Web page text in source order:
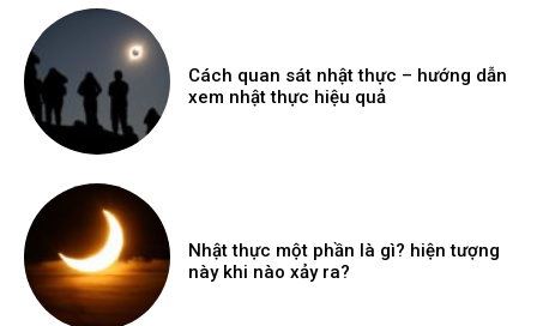
Cách quan sát nhật thực – hướng dẫn
xem nhật thực hiệu quả
Nhật thực một phần là gì? hiện tượng
này khi nào xảy ra?